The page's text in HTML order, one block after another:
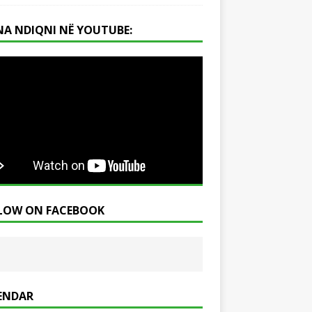
NDIQNI NË YOUTUBE:
ON FACEBOOK